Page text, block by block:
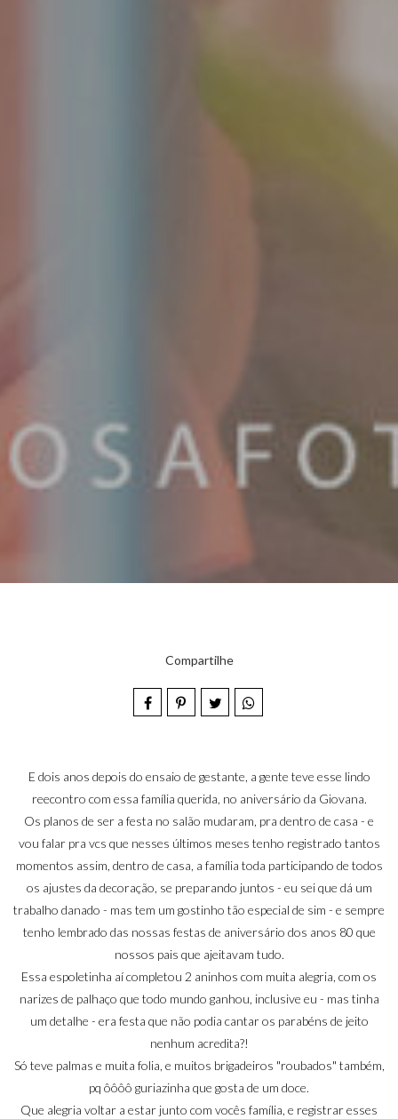
Compartilhe
E dois anos depois do ensaio de gestante, a gente teve esse lindo
reecontro com essa família querida, no aniversário da Giovana.
Os planos de ser a festa no salão mudaram, pra dentro de casa - e
vou falar pra vcs que nesses últimos meses tenho registrado tantos
momentos assim, dentro de casa, a família toda participando de todos
os ajustes da decoração, se preparando juntos - eu sei que dá um
trabalho danado - mas tem um gostinho tão especial de sim - e sempre
tenho lembrado das nossas festas de aniversário dos anos 80 que
nossos pais que ajeitavam tudo.
Essa espoletinha aí completou 2 aninhos com muita alegria, com os
narizes de palhaço que todo mundo ganhou, inclusive eu - mas tinha
um detalhe - era festa que não podia cantar os parabéns de jeito
nenhum acredita?!
Só teve palmas e muita folia, e muitos brigadeiros "roubados" também,
pq ôôôô guriazinha que gosta de um doce.
Que alegria voltar a estar junto com vocês família, e registrar esses